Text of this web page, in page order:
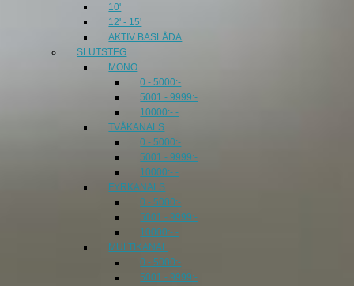
10'
12' - 15'
AKTIV BASLÅDA
SLUTSTEG
MONO
0 - 5000:-
5001 - 9999:-
10000:- -
TVÅKANALS
0 - 5000:-
5001 - 9999:-
10000:- -
FYRKANALS
0 - 5000:-
5001 - 9999:-
10000:- -
MULTIKANAL
0 - 5000:-
5001 - 9999:-